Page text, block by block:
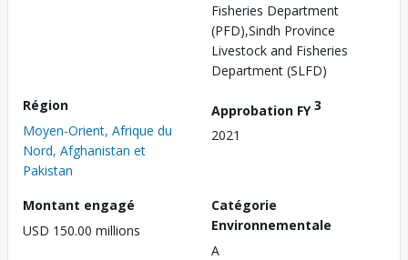
Fisheries Department
(PFD),Sindh Province
Livestock and Fisheries
Department (SLFD)
Région
Moyen-Orient, Afrique du
Nord, Afghanistan et
Pakistan
Approbation FY3
2021
Montant engagé
USD 150.00 millions
Catégorie
Environnementale
A